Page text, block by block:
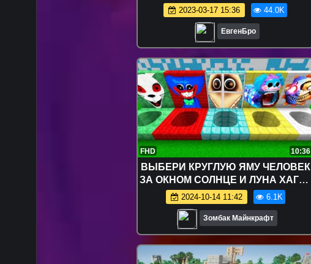
ПРО ВИДЕО ТРОЛЛИНГ
MINECRAFT Huggy Wuggy
2023-03-17 15:36 44.0K
ЕвгенБро
FHD 10:36
ВЫБЕРИ КРУГЛУЮ ЯМУ ЧЕЛОВЕК
ЗА ОКНОМ СОЛНЦЕ И ЛУНА ХАГГИ
ВАГГИ ВАННИ МОПС ГУСЕНИЦА В
МАЙНКРАФТ ФНАФ 9
2024-10-14 11:42 6.1K
Зомбак Майнкрафт